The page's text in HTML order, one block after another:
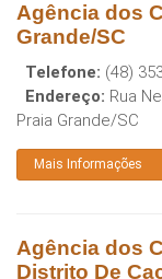
Agência dos
Grande/SC
Telefone: (48)
Endereço: Rua
Praia Grande/SC
Mais Informações
Agência dos
Distrito De